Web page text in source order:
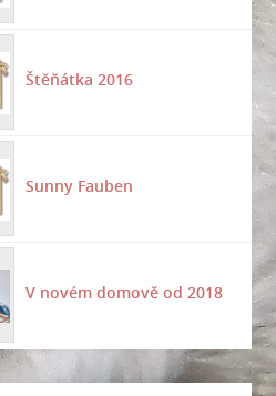
Štěňátka 2016
Sunny Fauben
V novém domově od 2018